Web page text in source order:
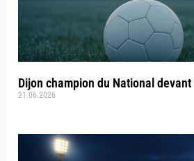
Dijon champion du National
21.06.2026